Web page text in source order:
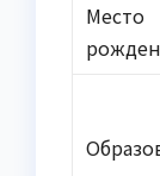
Место